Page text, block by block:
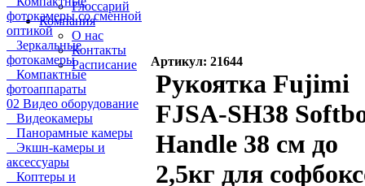
Глоссарий
Компания
О нас
Контакты
Расписание
фотокамеры со сменной
оптикой
Зеркальные
фотокамеры
Компактные
фотоаппараты
02 Видео оборудование
Видеокамеры
Панорамные камеры
Экшн-камеры и
аксессуары
Коптеры и
Артикул: 21644
Рукоятка Fujimi
FJSA-SH38
Handle 38 см до
2,5кг для